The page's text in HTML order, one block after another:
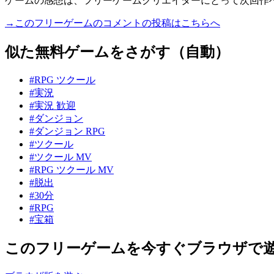
→このフリーゲームのコメントの投稿はこちらへ
似た無料ゲームをさがす（自動）
#RPG ツクール
#実況
#実況 歓迎
#ダンジョン
#ダンジョン RPG
#ツクール
#ツクール MV
#RPG ツクール MV
#脱出
#30分
#RPG
#宝箱
このフリーゲームを今すぐブラウザで